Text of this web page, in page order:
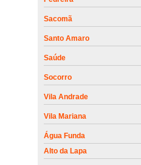
Sacomã
Santo Amaro
Saúde
Socorro
Vila Andrade
Vila Mariana
Água Funda
Alto da Lapa